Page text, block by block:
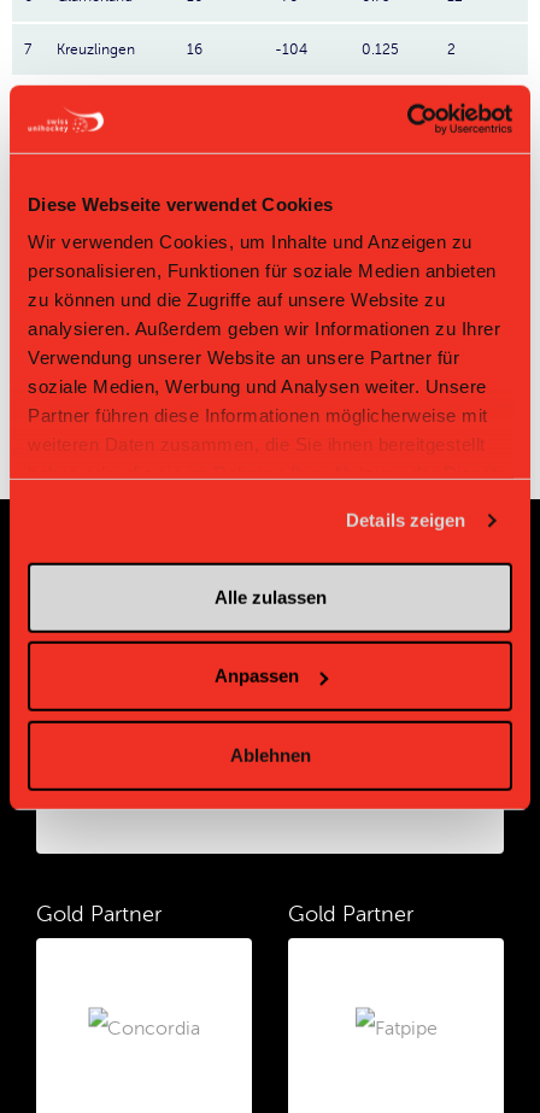
Diese Webseite verwendet Cookies
Wir verwenden Cookies, um Inhalte und Anzeigen zu
personalisieren, Funktionen für soziale Medien anbieten
zu können und die Zugriffe auf unsere Website zu
analysieren. Außerdem geben wir Informationen zu Ihrer
Verwendung unserer Website an unsere Partner für
soziale Medien, Werbung und Analysen weiter. Unsere
Partner führen diese Informationen möglicherweise mit
weiteren Daten zusammen, die Sie ihnen bereitgestellt
Details zeigen
Alle zulassen
Anpassen
Ablehnen
7 Kreuzlingen 16 -104 0.125 2
Direktbegegnungen
Red Lions
08.02.2026 10:55 Nesslau Sharks II
Red Lions
Frauenfeld II
7:6
09.11.2025 14:35
Red Lions
Frauenfeld II
Sharks II
4:5
Platin Partner
Gold Partner Gold Partner